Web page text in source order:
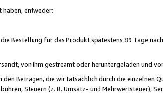
haben, entweder:
Bestellung für das Produkt spätestens 89 Tage
von ihm gestreamt oder heruntergeladen und
den Beträgen, die wir tatsächlich durch die einzelnen
Steuern (z. B. Umsatz- und Mehrwertsteuer),